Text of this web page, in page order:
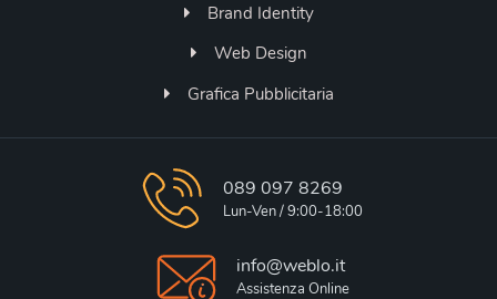
Brand Identity
Web Design
Grafica Pubblicitaria
089 097 8269
Lun-Ven / 9:00-18:00
info@weblo.it
Assistenza Online